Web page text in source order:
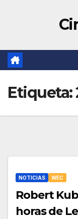
Etiqueta:
NOTICIAS WEC
Robert
horas de